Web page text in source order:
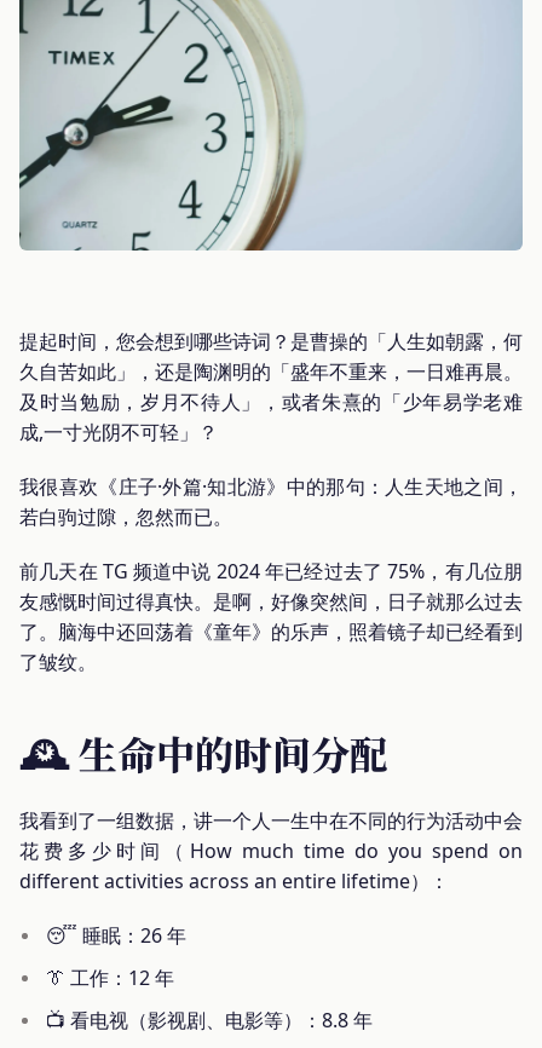
提起时间，您会想到哪些诗词？是曹操的「人生如朝露，何
久自苦如此」，还是陶渊明的「盛年不重来，一日难再晨。
及时当勉励，岁月不待人」，或者朱熹的「少年易学老难
成,一寸光阴不可轻」？
我很喜欢《庄子·外篇·知北游》中的那句：人生天地之间，
若白驹过隙，忽然而已。
前几天在 TG 频道中说 2024 年已经过去了 75%，有几位朋
友感慨时间过得真快。是啊，好像突然间，日子就那么过去
了。脑海中还回荡着《童年》的乐声，照着镜子却已经看到
了皱纹。
🕰️ 生命中的时间分配
我看到了一组数据，讲一个人一生中在不同的行为活动中会
花费多少时间（How much time do you spend on
different activities across an entire lifetime）：
😴 睡眠：26 年
👔 工作：12 年
📺 看电视（影视剧、电影等）：8.8 年